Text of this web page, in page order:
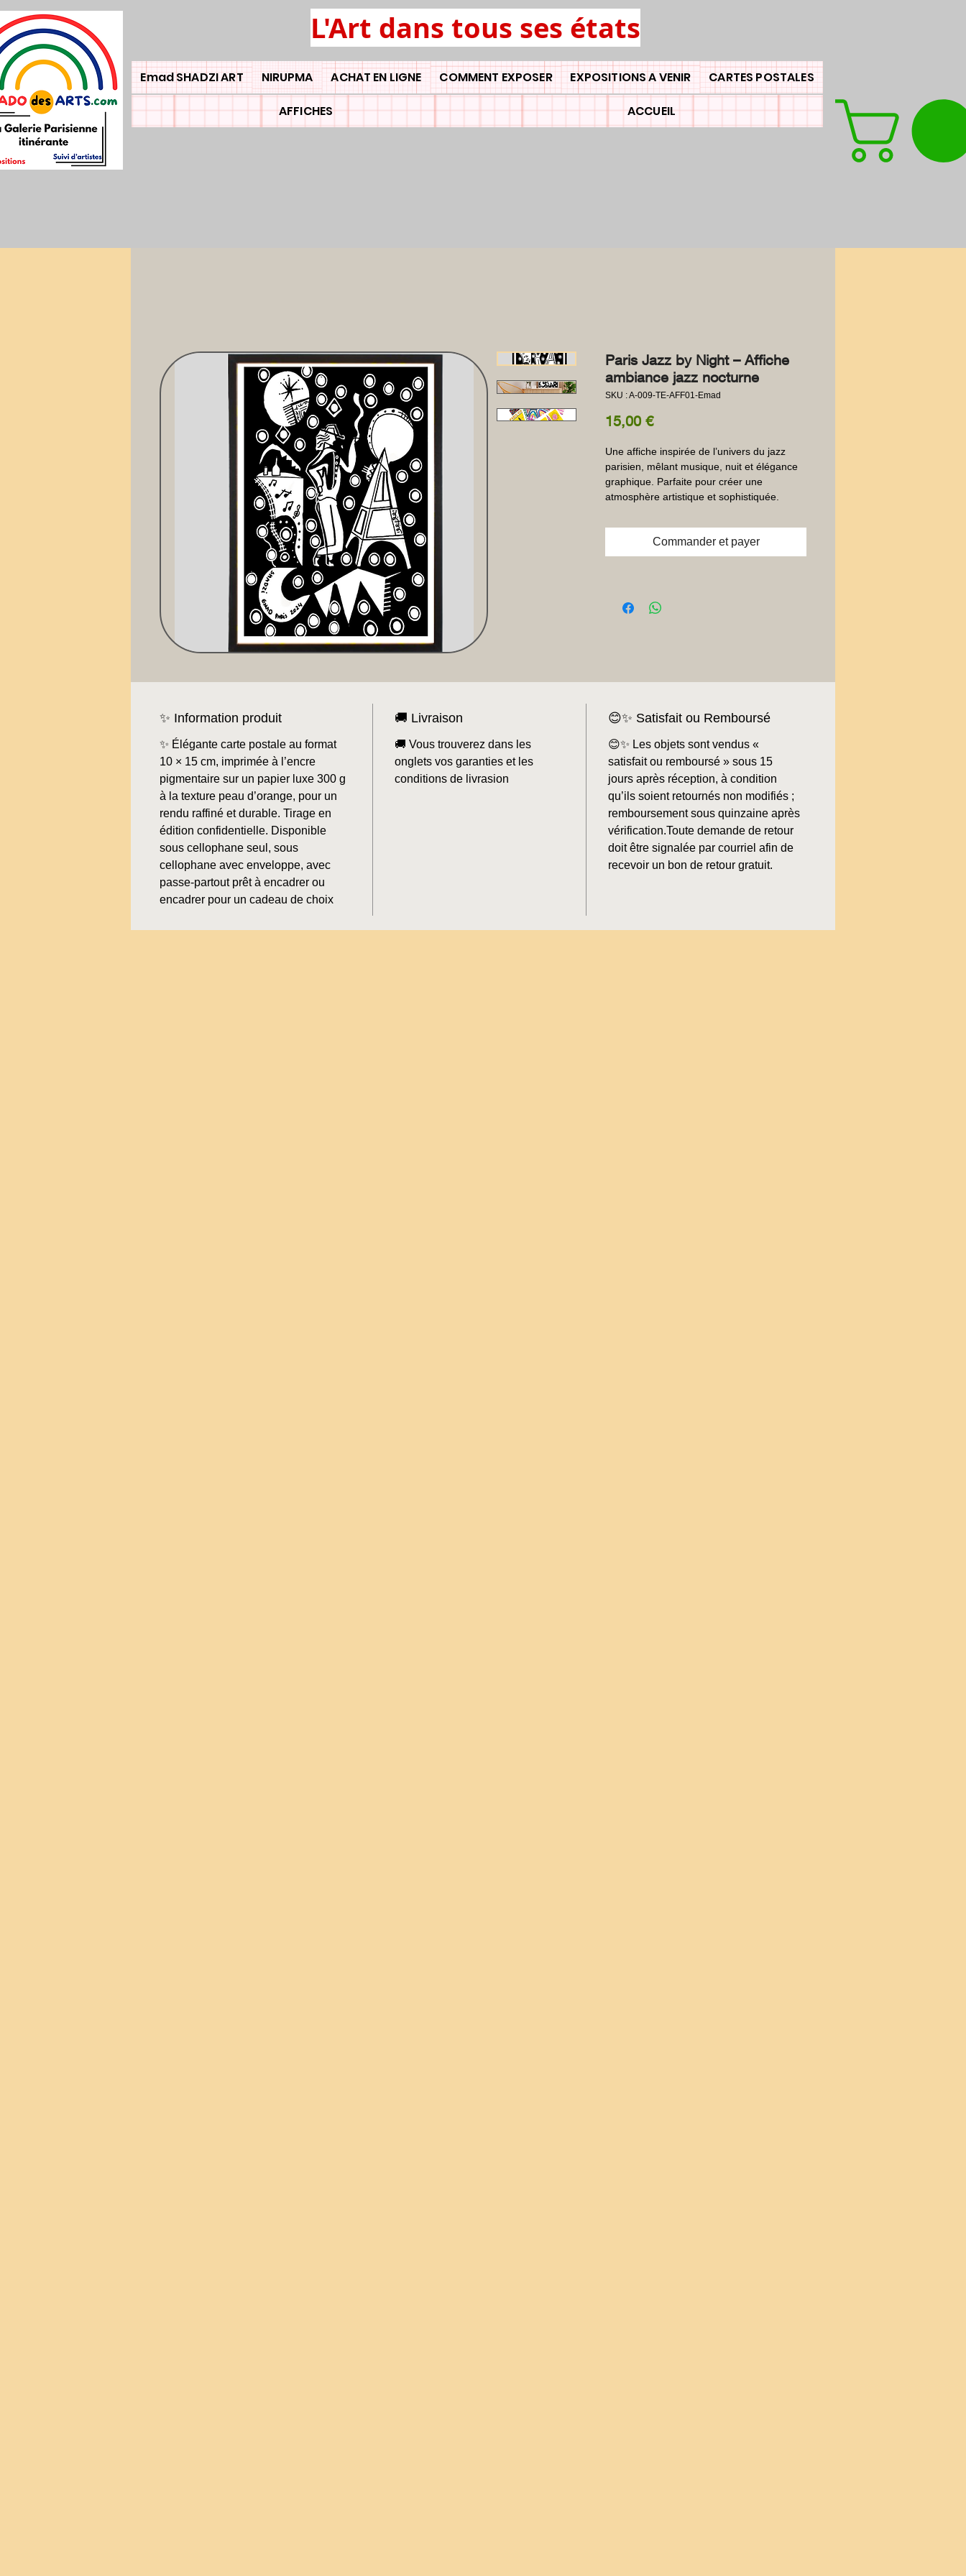
L'Art dans tous ses états
Emad SHADZI ART NIRUPMA ACHAT EN LIGNE COMMENT EXPOSER EXPOSITIONS A VENIR CARTES POSTALES
AFFICHES ACCUEIL
Paris Jazz by Night – Affiche
ambiance jazz nocturne
SKU : A-009-TE-AFF01-Emad
15,00 €Prix
Une affiche inspirée de l’univers du jazz
parisien, mêlant musique, nuit et élégance
graphique. Parfaite pour créer une
atmosphère artistique et sophistiquée.
Commander et payer
✨ Information produit
✨ Élégante carte postale au format
10 × 15 cm, imprimée à l’encre
pigmentaire sur un papier luxe 300 g
à la texture peau d’orange, pour un
rendu raffiné et durable. Tirage en
édition confidentielle. Disponible
sous cellophane seul, sous
cellophane avec enveloppe, avec
passe-partout prêt à encadrer ou
encadrer pour un cadeau de choix
🚚 Livraison
🚚 Vous trouverez dans les
onglets vos garanties et les
conditions de livrasion
😊✨ Satisfait ou Remboursé
😊✨ Les objets sont vendus «
satisfait ou remboursé » sous 15
jours après réception, à condition
qu’ils soient retournés non modifiés ;
remboursement sous quinzaine après
vérification.Toute demande de retour
doit être signalée par courriel afin de
recevoir un bon de retour gratuit.